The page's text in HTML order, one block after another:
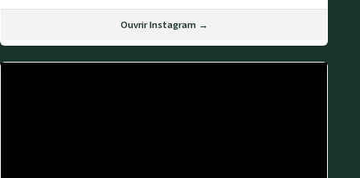
Ouvrir Instagram →